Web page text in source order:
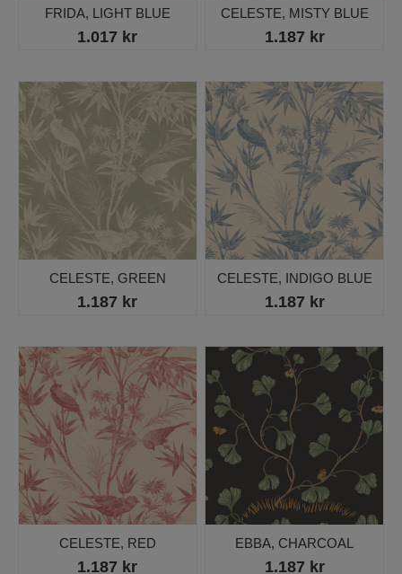
FRIDA, LIGHT BLUE
1.017 kr
CELESTE, MISTY BLUE
1.187 kr
CELESTE, GREEN
1.187 kr
CELESTE, INDIGO BLUE
1.187 kr
CELESTE, RED
1.187 kr
EBBA, CHARCOAL
1.187 kr